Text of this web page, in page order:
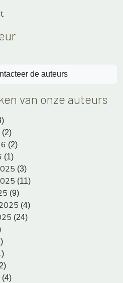
de auteurs
van onze auteurs
(2)
(2)
(1)
(3)
(11)
(9)
(4)
(24)
(4)